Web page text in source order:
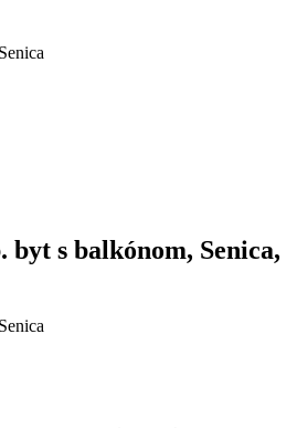
byt s balkónom, Senica,